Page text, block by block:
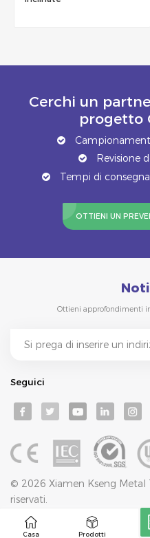
Cerchi un
progetto
Revisione
Tempi di
OTTIENI UN
Ottieni approfondimenti
Seguici
© 2026 Xiamen Kseng
riservati.
Rete IPv6 supportata
Blog
Mappa Del Sito
Casa Prodotti